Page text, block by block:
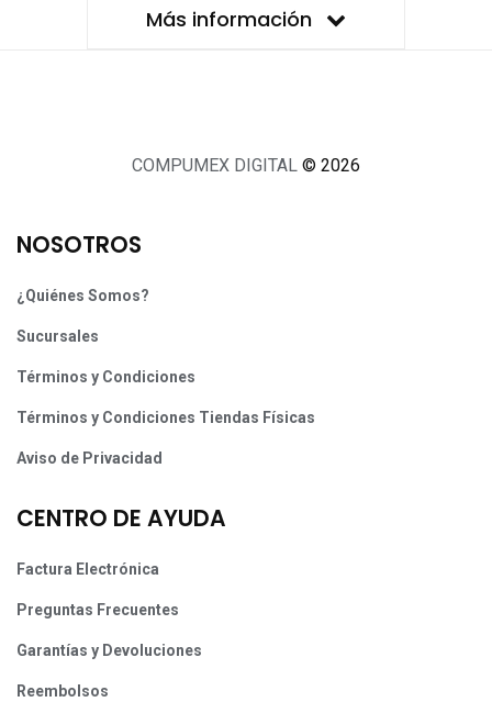
Más información
COMPUMEX DIGITAL © 2026
NOSOTROS
¿Quiénes Somos?
Sucursales
Términos y Condiciones
Términos y Condiciones Tiendas Físicas
Aviso de Privacidad
CENTRO DE AYUDA
Factura Electrónica
Preguntas Frecuentes
Garantías y Devoluciones
Reembolsos